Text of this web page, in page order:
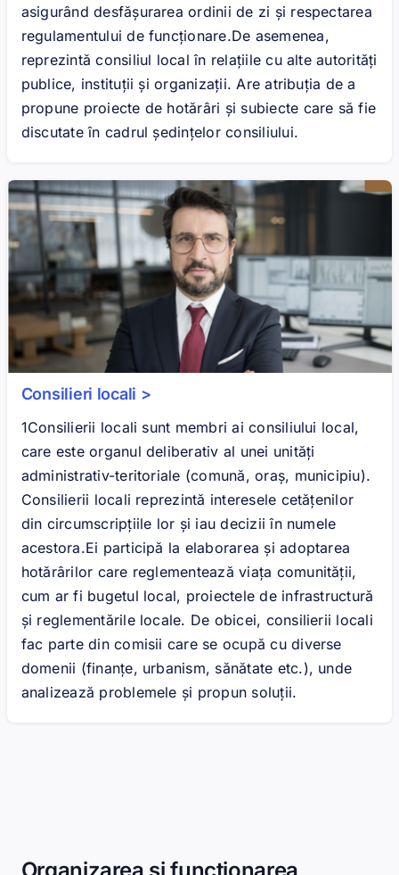
asigurând desfășurarea ordinii de zi și respectarea
regulamentului de funcționare.De asemenea,
reprezintă consiliul local în relațiile cu alte autorități
publice, instituții și organizații. Are atribuția de a
propune proiecte de hotărâri și subiecte care să fie
discutate în cadrul ședințelor consiliului.
Consilieri locali >
1Consilierii locali sunt membri ai consiliului local,
care este organul deliberativ al unei unități
administrativ-teritoriale (comună, oraș, municipiu).
Consilierii locali reprezintă interesele cetățenilor
din circumscripțiile lor și iau decizii în numele
acestora.Ei participă la elaborarea și adoptarea
hotărârilor care reglementează viața comunității,
cum ar fi bugetul local, proiectele de infrastructură
și reglementările locale. De obicei, consilierii locali
fac parte din comisii care se ocupă cu diverse
domenii (finanțe, urbanism, sănătate etc.), unde
analizează problemele și propun soluții.